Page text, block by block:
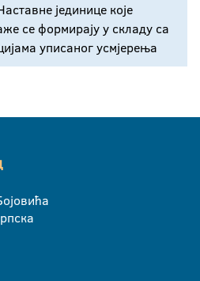
јединице које
се формирају у складу са
уписаног усмјерења